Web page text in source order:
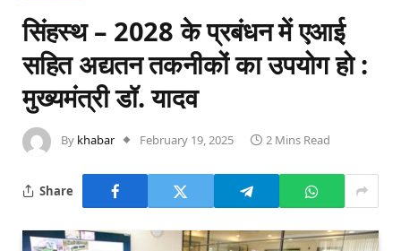
सिंहस्थ – 2028 के प्रबंधन में एआई
सहित अद्यतन तकनीकों का उपयोग हो :
मुख्यमंत्री डॉ. यादव
By khabar February 19, 2025 2 Mins Read
Share